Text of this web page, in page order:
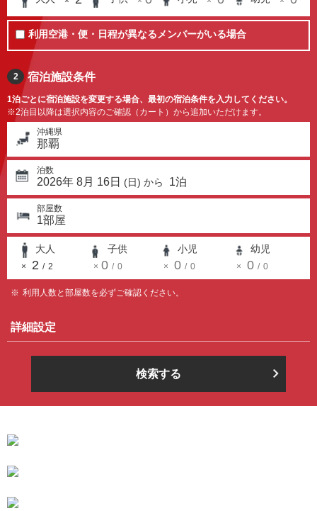
利用空港・便・日程が異なるメンバーがいる場合
2 宿泊施設条件
1泊ごとに宿泊施設を変更する場合、最初の宿泊条件を入力してください。
※2泊目以降は選択内容のご確認（カート）から追加いただけます。
沖縄県
那覇
泊数
2026年 8月 16日 (日) から 1泊
部屋数
1部屋
大人
× 2 / 2
子供
× 0 / 0
小児
× 0 / 0
幼児
× 0 / 0
利用人数と部屋数を必ずご確認ください。
詳細設定
検索する